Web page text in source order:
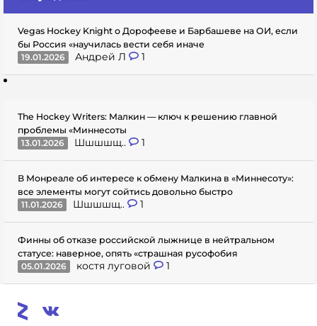
Vegas Hockey Knight о Дорофееве и Барбашеве на ОИ, если
бы Россия «научилась вести себя иначе
19.01.2026
Андрей Л 1
The Hockey Writers: Малкин — ключ к решению главной
проблемы «Миннесоты
13.01.2026
Шшшшщ.. 1
В Монреале об интересе к обмену Малкина в «Миннесоту»:
все элементы могут сойтись довольно быстро
11.01.2026
Шшшшщ.. 1
Финны об отказе российской лыжнице в нейтральном
статусе: наверное, опять «страшная русофобия
05.01.2026
костя луговой 1